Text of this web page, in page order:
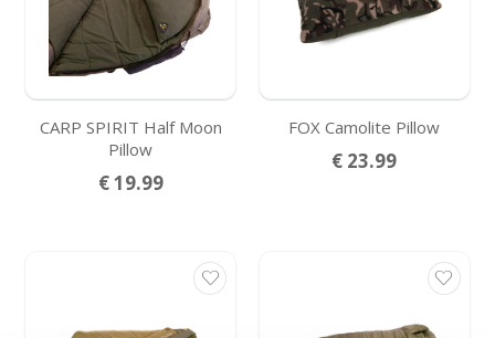
CARP SPIRIT Half Moon
Pillow
€ 19.99
FOX Camolite Pillow
€ 23.99